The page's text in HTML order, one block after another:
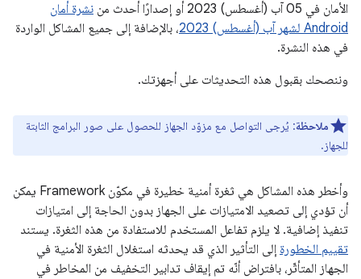
الأمان في 05‏ آب (أغسطس) 2023 أو إصدارًا أحدث من
نشرة أمان
Android لشهر آب (أغسطس) 2023
، بالإضافة إلى جميع المشاكل الواردة
في هذه النشرة.
وننصحك بقبول هذه التحديثات على أجهزتك.
ملاحظة: يُرجى التواصل مع مزوّد الجهاز للحصول على صور البرامج الثابتة
للجهاز.
وأخطر هذه المشاكل هي ثغرة أمنية خطيرة في مكوّن Framework يمكن
أن تؤدي إلى تصعيد الامتيازات على الجهاز بدون الحاجة إلى امتيازات
تنفيذ إضافية. لا يلزم تفاعل المستخدم للاستفادة من هذه الثغرة. يستند
تقييم الخطورة إلى التأثير الذي قد يحدثه استغلال الثغرة الأمنية في
الجهاز المتأثّر، بافتراض أنّه تم إيقاف تدابير التخفيف من المخاطر في